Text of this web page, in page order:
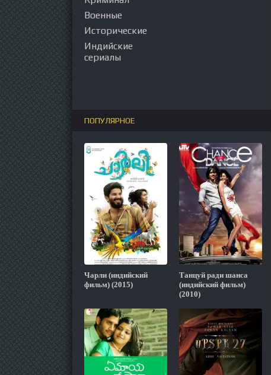
Военные
Исторические
Индийские
сериалы
ПОПУЛЯРНОЕ
Чарли (индийский
фильм) (2015)
Танцуй ради шанса
(индийский фильм)
(2010)